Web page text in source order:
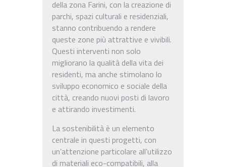
della zona Farini, con la creazione di
parchi, spazi culturali e residenziali,
stanno contribuendo a rendere
queste zone più attrattive e vivibili.
Questi interventi non solo
migliorano la qualità della vita dei
residenti, ma anche stimolano lo
sviluppo economico e sociale della
città, creando nuovi posti di lavoro
e attirando investimenti.
La sostenibilità è un elemento
centrale in questi progetti, con
un’attenzione particolare all’utilizzo
di materiali eco-compatibili, alla